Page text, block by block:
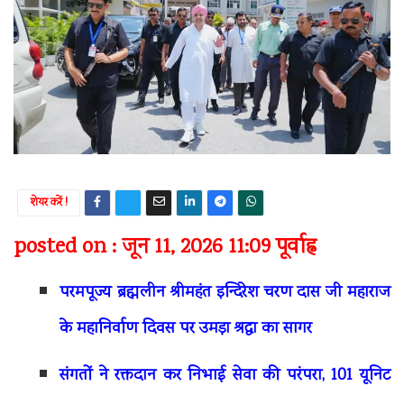
शेयर करें !
posted on : जून 11, 2026 11:09 पूर्वाह्न
परमपूज्य ब्रह्मलीन श्रीमहंत इन्दिरेश चरण दास जी महाराज
के महानिर्वाण दिवस पर उमड़ा श्रद्धा का सागर
संगतों ने रक्तदान कर निभाई सेवा की परंपरा, 101 यूनिट